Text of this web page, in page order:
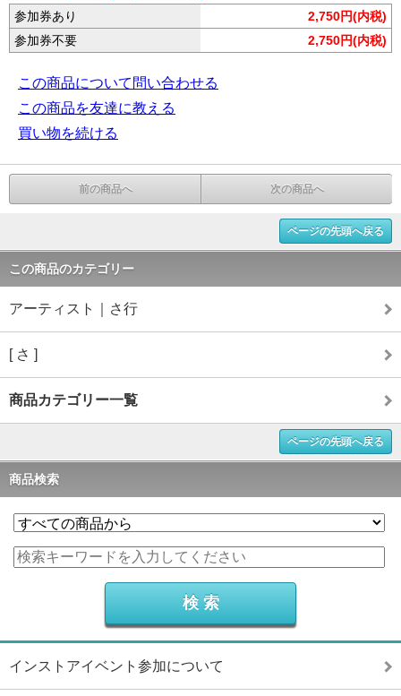
参加券あり
2,750円(内税)
参加券不要
2,750円(内税)
この商品について問い合わせる
この商品を友達に教える
買い物を続ける
前の商品へ 次の商品へ
ページの先頭へ戻る
この商品のカテゴリー
アーティスト｜さ行
[ さ ]
商品カテゴリー一覧
ページの先頭へ戻る
商品検索
インストアイベント参加について